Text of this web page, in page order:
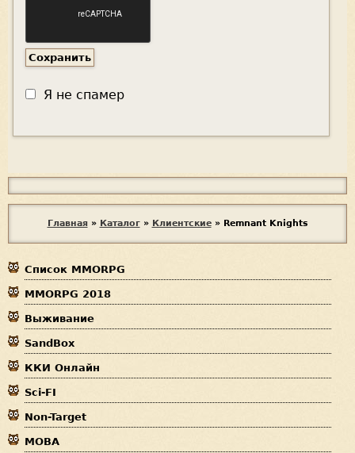
Я не спамер
с
п
м
е
р
ы
з
д
е
с
ь
Главная » Каталог » Клиентские » Remnant Knights
Список MMORPG
MMORPG 2018
Выживание
SandBox
ККИ Онлайн
Sci-FI
Non-Target
MOBA